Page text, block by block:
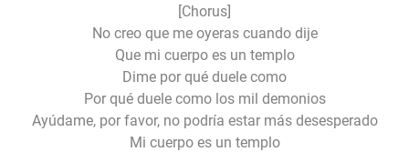
[Chorus]
No creo que me oyeras cuando dije
Que mi cuerpo es un templo
Dime por qué duele como
Por qué duele como los mil demonios
Ayúdame, por favor, no podría estar más desesperado
Mi cuerpo es un templo